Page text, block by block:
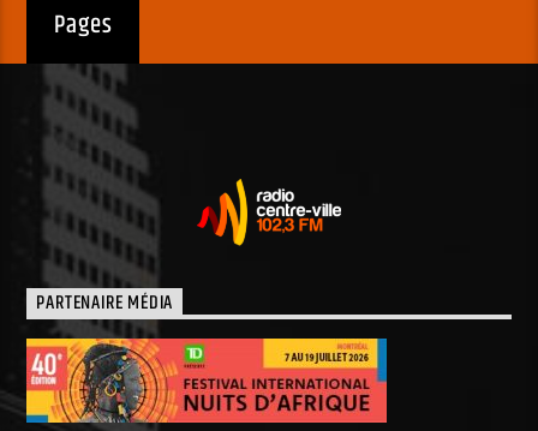
Pages
PARTENAIRE MÉDIA